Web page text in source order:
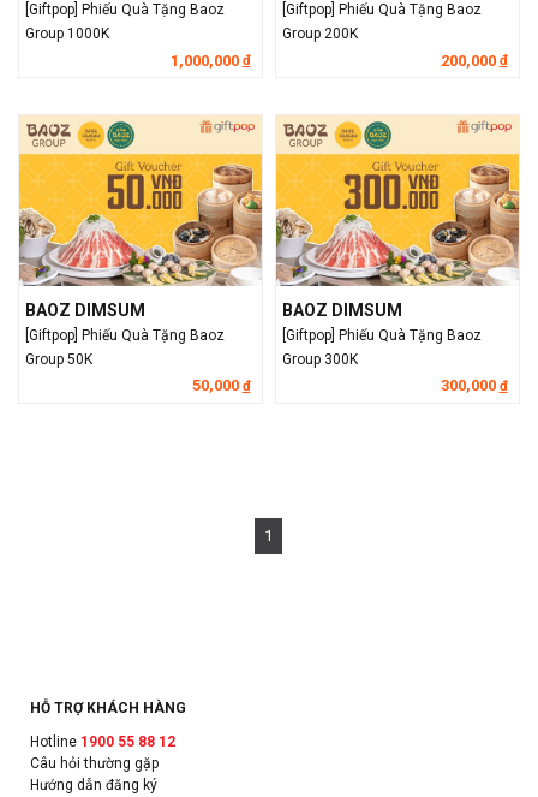
[Giftpop] Phiếu Quà Tặng Baoz
Group 1000K
1,000,000 đ
[Giftpop] Phiếu Quà Tặng Baoz
Group 200K
200,000 đ
BAOZ DIMSUM
[Giftpop] Phiếu Quà Tặng Baoz
Group 50K
50,000 đ
BAOZ DIMSUM
[Giftpop] Phiếu Quà Tặng Baoz
Group 300K
300,000 đ
1
HỖ TRỢ KHÁCH HÀNG
Hotline 1900 55 88 12
Câu hỏi thường gặp
Hướng dẫn đăng ký